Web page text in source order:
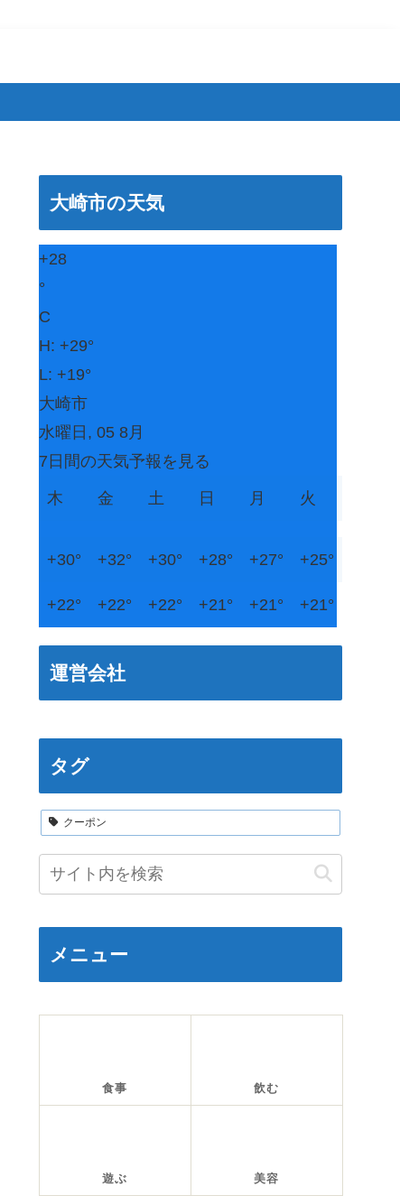
大崎市の天気
+28
°
C
H: +29°
L: +19°
大崎市
水曜日, 05 8月
7日間の天気予報を見る
木 金 土 日 月 火
+30° +32° +30° +28° +27° +25°
+22° +22° +22° +21° +21° +21°
運営会社
タグ
クーポン
メニュー
食事 飲む
遊ぶ 美容